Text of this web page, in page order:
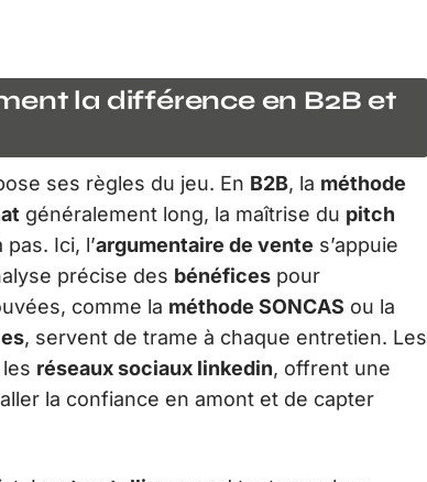
la différence en B2B et
ses règles du jeu. En B2B, la méthode
généralement long, la maîtrise du pitch
Ici, l’argumentaire de vente s’appuie
précise des bénéfices pour
comme la méthode SONCAS ou la
, servent de trame à chaque entretien. Les
réseaux sociaux linkedin, offrent une
la confiance en amont et de capter